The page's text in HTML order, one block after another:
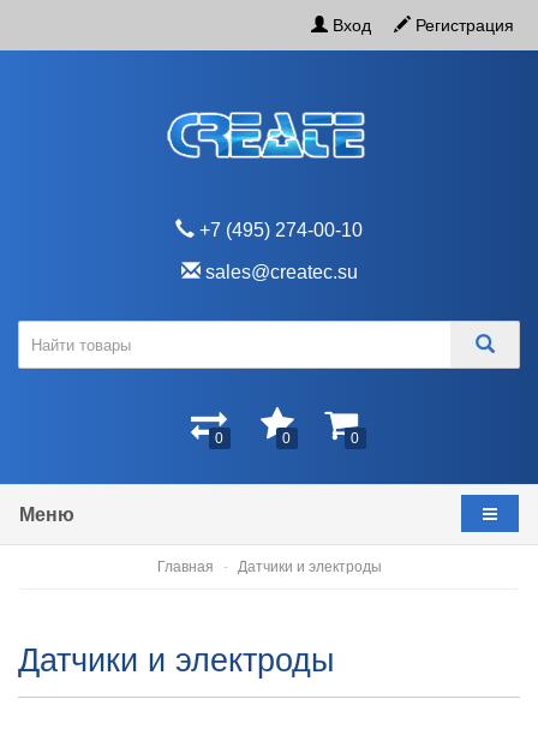
Вход Регистрация
+7 (495) 274-00-10
sales@createc.su
0 0 0
Меню
Главная Датчики и электроды
Датчики и электроды